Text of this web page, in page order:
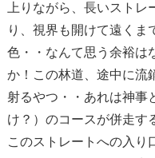
上りながら、長いストレ
り、視界も開けて遠くま
色・・なんて思う余裕は
か！この林道、途中に流
射るやつ・・あれは神事
け？）のコースが併走す
このストレートへの入り